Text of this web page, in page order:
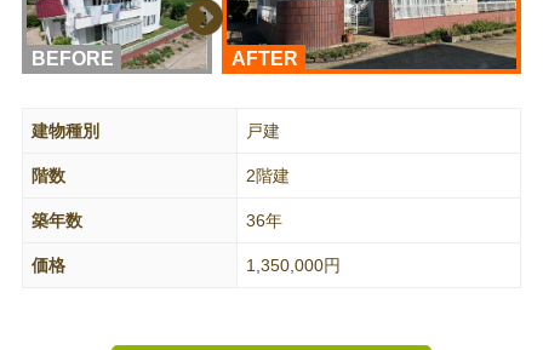
BEFORE AFTER
建物種別 戸建
階数 2階建
築年数 36年
価格 1,350,000円